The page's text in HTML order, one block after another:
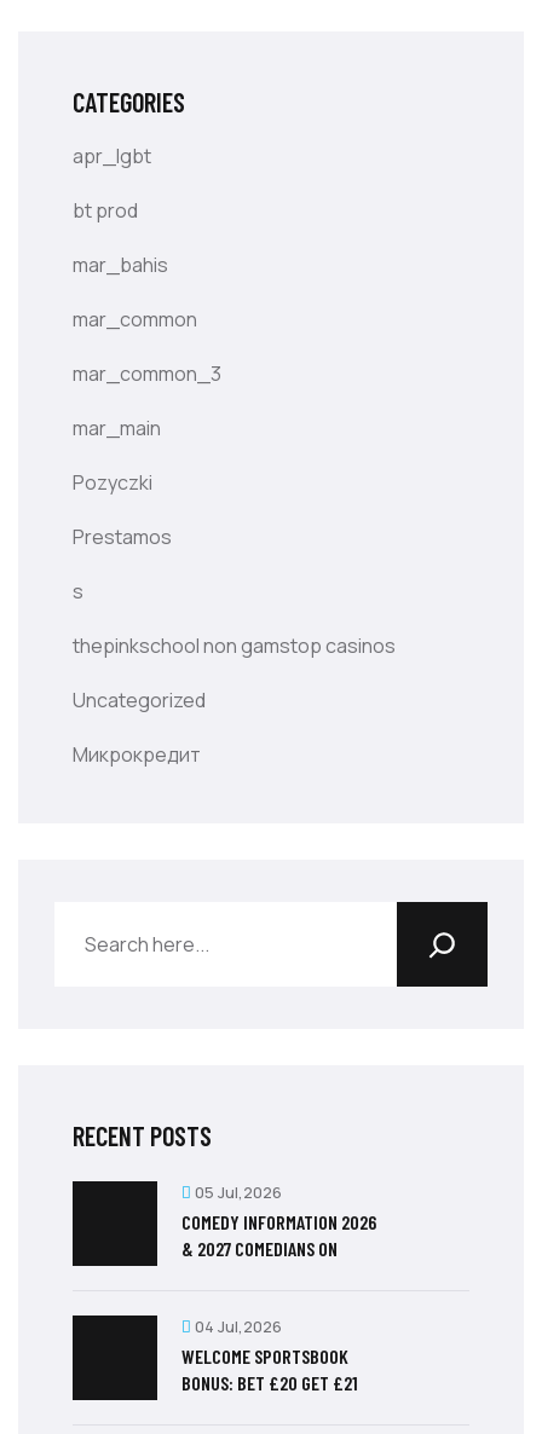
CATEGORIES
apr_lgbt
bt prod
mar_bahis
mar_common
mar_common_3
mar_main
Pozyczki
Prestamos
s
thepinkschool non gamstop casinos
Uncategorized
Микрокредит
RECENT POSTS
05 Jul,2026
COMEDY INFORMATION 2026
& 2027 COMEDIANS ON
04 Jul,2026
WELCOME SPORTSBOOK
BONUS: BET £20 GET £21